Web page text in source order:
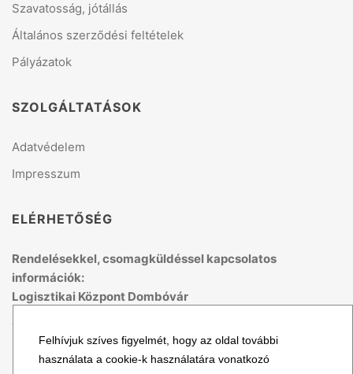
Felhívjuk szíves figyelmét, hogy az oldal további
használata a cookie-k használatára vonatkozó
Szavatosság, jótállás
Általános szerződési feltételek
Pályázatok
SZOLGÁLTATÁSOK
Adatvédelem
Impresszum
ELÉRHETŐSÉG
Rendelésekkel, csomagküldéssel kapcsolatos
információk:
Logisztikai Központ Dombóvár
Telefon: +36 70 679 41 53
(H-P: 8:00 - 15:00)